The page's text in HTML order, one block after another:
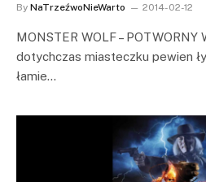
By NaTrzeźwoNieWarto 2014-02-12
MONSTER WOLF –
dotychczas miasteczku pewien
łamie…